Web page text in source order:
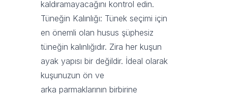
kaldıramayacağını kontrol edin.
Tüneğin Kalınlığı: Tünek seçimi için
en önemli olan husus şüphesiz
tüneğin kalınlığıdır. Zira her kuşun
ayak yapısı bir değildir. İdeal olarak
kuşunuzun ön ve
arka parmaklarının birbirine